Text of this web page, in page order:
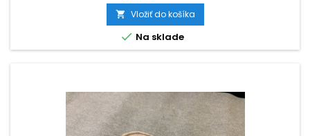
cena
 Vložiť do košíka
 Na sklade